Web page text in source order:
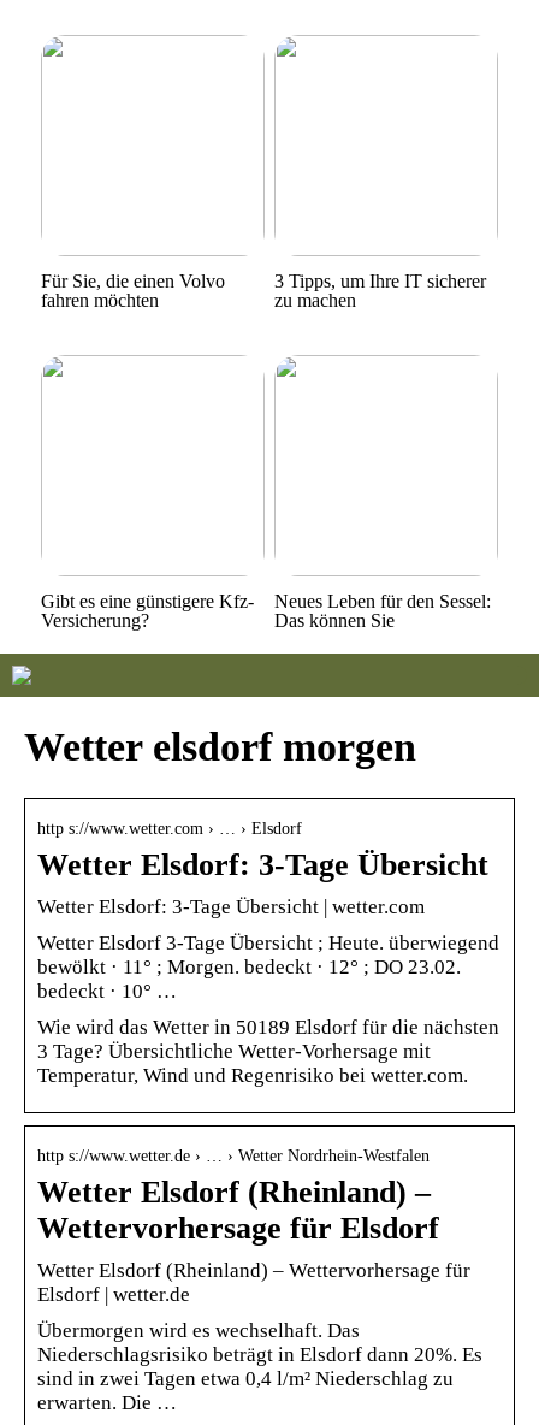
Für Sie, die einen Volvo
fahren möchten
3 Tipps, um Ihre IT sicherer
zu machen
Gibt es eine günstigere Kfz-
Versicherung?
Neues Leben für den Sessel:
Das können Sie
Wetter elsdorf morgen
http s://www.wetter.com › … › Elsdorf
Wetter Elsdorf: 3-Tage Übersicht
Wetter Elsdorf: 3-Tage Übersicht | wetter.com
Wetter Elsdorf 3-Tage Übersicht ; Heute. überwiegend
bewölkt · 11° ; Morgen. bedeckt · 12° ; DO 23.02.
bedeckt · 10° …
Wie wird das Wetter in 50189 Elsdorf für die nächsten
3 Tage? Übersichtliche Wetter-Vorhersage mit
Temperatur, Wind und Regenrisiko bei wetter.com.
http s://www.wetter.de › … › Wetter Nordrhein-Westfalen
Wetter Elsdorf (Rheinland) –
Wettervorhersage für Elsdorf
Wetter Elsdorf (Rheinland) – Wettervorhersage für
Elsdorf | wetter.de
Übermorgen wird es wechselhaft. Das
Niederschlagsrisiko beträgt in Elsdorf dann 20%. Es
sind in zwei Tagen etwa 0,4 l/m² Niederschlag zu
erwarten. Die …